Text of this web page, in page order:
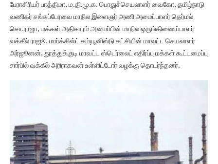
பேராசிரியர் பாத்திமா, ம.தி.மு.க. பொதுச்செயலாளர் வைகோ, தமிழ்நாடு
வணிகர் சங்கப்பேரவை மாநில இளைஞர் அணி அமைப்பாளர் தெர்மல்
சொ.ராஜா, மக்கள் அதிகாரம் அமைப்பின் மாநில ஒருங்கிணைப்பாளர்
வக்கீல் ராஜூ, மார்க்சிஸ்ட் கம்யூனிஸ்டு கட்சியின் மாவட்ட செயலாளர்
அர்ஜூனன், தூத்துக்குடி மாவட்ட ஸ்டெர்லைட் எதிர்ப்பு மக்கள் கூட்டமைப்பு
சார்பில் வக்கீல் அரிராகவன் உள்ளிட்டோர் வழக்கு தொடர்ந்தனர்.